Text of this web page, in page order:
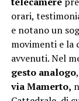
orari,
e notano un
movimenti e la
avvenuti. Nel
gesto analogo,
via Mamerto,